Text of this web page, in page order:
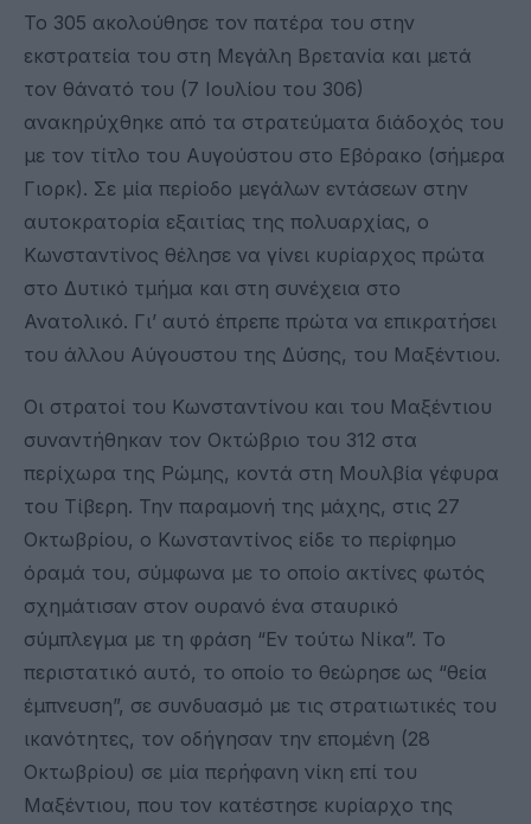
Το 305 ακολούθησε τον πατέρα του στην
εκστρατεία του στη Μεγάλη Βρετανία και μετά
τον θάνατό του (7 Ιουλίου του 306)
ανακηρύχθηκε από τα στρατεύματα διάδοχός του
με τον τίτλο του Αυγούστου στο Εβόρακο (σήμερα
Γιορκ). Σε μία περίοδο μεγάλων εντάσεων στην
αυτοκρατορία εξαιτίας της πολυαρχίας, ο
Κωνσταντίνος θέλησε να γίνει κυρίαρχος πρώτα
στο Δυτικό τμήμα και στη συνέχεια στο
Ανατολικό. Γι’ αυτό έπρεπε πρώτα να επικρατήσει
του άλλου Αύγουστου της Δύσης, του Μαξέντιου.
Οι στρατοί του Κωνσταντίνου και του Μαξέντιου
συναντήθηκαν τον Οκτώβριο του 312 στα
περίχωρα της Ρώμης, κοντά στη Μουλβία γέφυρα
του Τίβερη. Την παραμονή της μάχης, στις 27
Οκτωβρίου, ο Κωνσταντίνος είδε το περίφημο
όραμά του, σύμφωνα με το οποίο ακτίνες φωτός
σχημάτισαν στον ουρανό ένα σταυρικό
σύμπλεγμα με τη φράση “Εν τούτω Νίκα”. Το
περιστατικό αυτό, το οποίο το θεώρησε ως “θεία
έμπνευση”, σε συνδυασμό με τις στρατιωτικές του
ικανότητες, τον οδήγησαν την επομένη (28
Οκτωβρίου) σε μία περήφανη νίκη επί του
Μαξέντιου, που τον κατέστησε κυρίαρχο της